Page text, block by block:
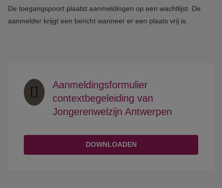
De toegangspoort plaatst aanmeldingen op een wachtlijst. De
aanmelder krijgt een bericht wanneer er een plaats vrij is.
Aanmeldingsformulier
contextbegeleiding van
Jongerenwelzijn Antwerpen
DOWNLOADEN